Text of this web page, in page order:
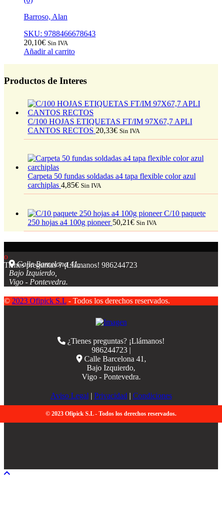
Barroso, Alan
SKU: 9788466678643
20,10€ Sin IVA
Añadir al carrito
Productos de Interes
C/100 HOJAS ETIQUETAS FT/IM 97X67,7 APLI
CANTOS RECTOS 20,33€ Sin IVA
Carpeta 50 fundas soldadas a4 tapa flexible color azul
carchiplas 4,85€ Sin IVA
C/10 paquete
250 hojas a4 100g pioneer 50,21€ Sin IVA
Tienes preguntas ? ¡Llámanos! 986244723
Calle Barcelona 41,
Bajo Izquierdo,
Vigo - Pontevedra.
© 2023 Ofipick S.L - Todos los derechos reservados.
¿Tienes preguntas? ¡Llámanos!
986244723 |
Calle Barcelona 41,
Bajo Izquierdo,
Vigo - Pontevedra.
Aviso Legal | Privacidad | Condiciones
© 2023 Ofipick S.L - Todos los derechos reservados.